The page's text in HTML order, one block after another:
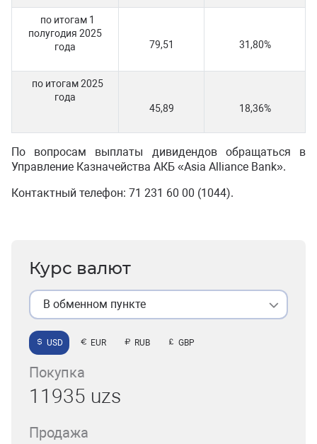
по итогам 1
полугодия 2025
года
79,51 31,80%
по итогам 2025
года
45,89
18,36%
По вопросам выплаты дивидендов обращаться в
Управление Казначейства АКБ «Asia Alliance Bank».
Контактный телефон: 71 231 60 00 (1044).
Курс валют
В обменном пункте
USD EUR RUB GBP
Покупка
11935 uzs
Продажа